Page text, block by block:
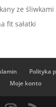
ze śliwkami
fit sałatki
Polityka
Moje konto